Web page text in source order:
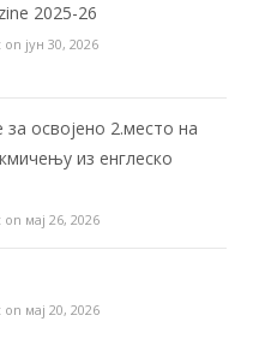
2025-26
on јун 30, 2026
освојено 2.место на
из енглеско
on мај 26, 2026
on мај 20, 2026